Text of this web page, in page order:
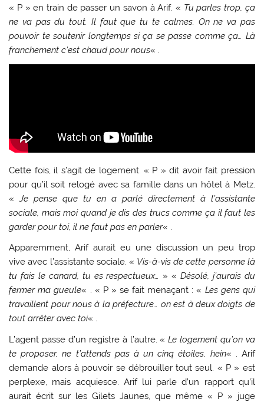
« P » en train de passer un savon à Arif. « Tu parles trop, ça
ne va pas du tout. Il faut que tu te calmes. On ne va pas
pouvoir te soutenir longtemps si ça se passe comme ça… Là
franchement c’est chaud pour nous« .
Cette fois, il s’agit de logement. « P » dit avoir fait pression
pour qu’il soit relogé avec sa famille dans un hôtel à Metz.
«Je pense que tu en a parlé directement à l’assistante
sociale, mais moi quand je dis des trucs comme ça il faut les
garder pour toi, il ne faut pas en parler« .
Apparemment, Arif aurait eu une discussion un peu trop
vive avec l’assistante sociale. « Vis-à-vis de cette personne là
tu fais le canard, tu es respectueux… » «Désolé, j’aurais du
fermer ma gueule« . « P » se fait menaçant : « Les gens qui
travaillent pour nous à la préfecture… on est à deux doigts de
tout arrêter avec toi« .
L’agent passe d’un registre à l’autre. «Le logement qu’on va
te proposer, ne t’attends pas à un cinq étoiles, hein« . Arif
demande alors à pouvoir se débrouiller tout seul. « P » est
perplexe, mais acquiesce. Arif lui parle d’un rapport qu’il
aurait écrit sur les Gilets Jaunes, que même « P » juge